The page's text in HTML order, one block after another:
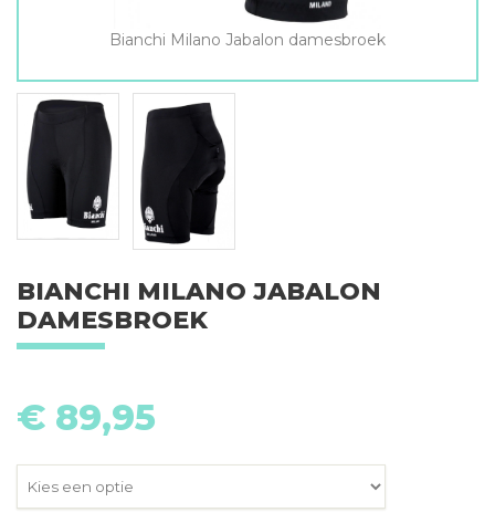
Bianchi Milano Jabalon damesbroek
BIANCHI MILANO JABALON
DAMESBROEK
€ 89,95